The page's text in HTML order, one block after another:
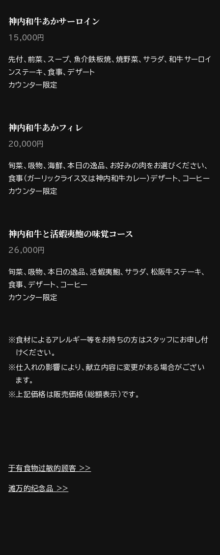
神内和牛あかサーロイン
15,000円
先付、前菜、スープ、魚介鉄板焼、焼野菜、サラダ、和牛サーロイ
ンステーキ、食事、デザート
カウンター限定
神内和牛あかフィレ
20,000円
旬菜、吸物、海鮮、本日の逸品、お好みの肉をお選びください、
食事（ガーリックライス又は神内和牛カレー）デザート、コーヒー
カウンター限定
神内和牛と活蝦夷鮑の味覚コース
26,000円
旬菜、吸物、本日の逸品、活蝦夷鮑、サラダ、松阪牛ステーキ、
食事、デザート、コーヒー
カウンター限定
※食材によるアレルギー等をお持ちの方はスタッフにお申し付
けください。
※仕入れの影響により、献立内容に変更がある場合がござい
ます。
※上記価格は販売価格（総額表示）です。
于有食物过敏的顾客 >>
滩万的纪念品 >>